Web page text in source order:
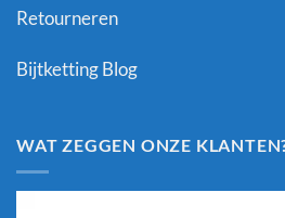
Retourneren
Bijtketting Blog
WAT ZEGGEN ONZE